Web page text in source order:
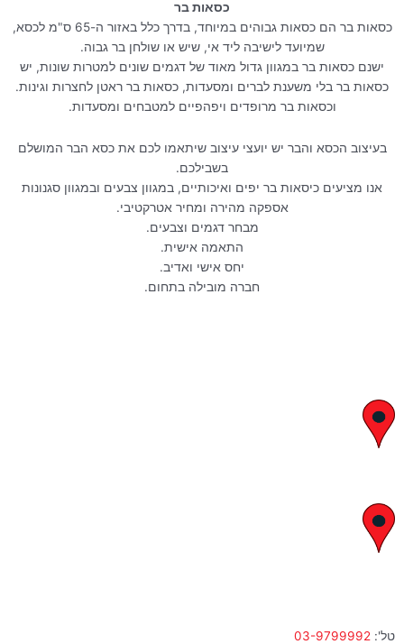
כסאות בר
כסאות בר הם כסאות גבוהים במיוחד, בדרך כלל באזור ה-65 ס"מ לכסא,
שמיועד לישיבה ליד אי, שיש או שולחן בר גבוה.
ישנם כסאות בר במגוון גדול מאוד של דגמים שונים למטרות שונות, יש
כסאות בר בלי משענת לברים ומסעדות, כסאות בר ראטן לחצרות וגינות.
וכסאות בר מרופדים ויפהפיים למטבחים ומסעדות.
בעיצוב הכסא והבר יש יועצי עיצוב שיתאמו לכם את כסא הבר המושלם
בשבילכם.
אנו מציעים כיסאות בר יפים ואיכותיים, במגוון צבעים ובמגוון סגנונות
אספקה מהירה ומחיר אטרקטיבי.
מבחר דגמים וצבעים.
התאמה אישית.
יחס אישי ואדיב.
חברה מובילה בתחום.
טל': 03-9799992